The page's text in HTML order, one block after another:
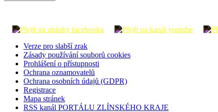
Verze pro slabší zrak
Zásady používání souborů cookies
Prohlášení o přístupnosti
Ochrana oznamovatelů
Ochrana osobních údajů (GDPR)
Registrace
Mapa stránek
RSS kanál PORTÁLU ZLÍNSKÉHO KRAJE